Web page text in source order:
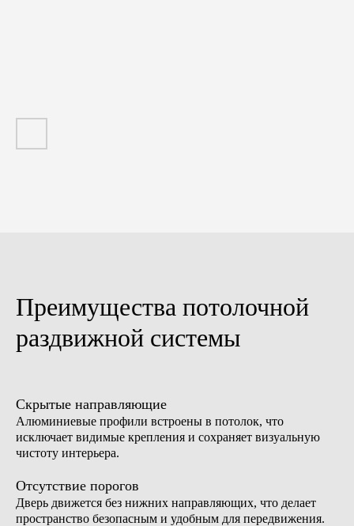
Преимущества потолочной
раздвижной системы
Скрытые направляющие
Алюминиевые профили встроены в потолок, что
исключает видимые крепления и сохраняет визуальную
чистоту интерьера.
Отсутствие порогов
Дверь движется без нижних направляющих, что делает
пространство безопасным и удобным для передвижения.